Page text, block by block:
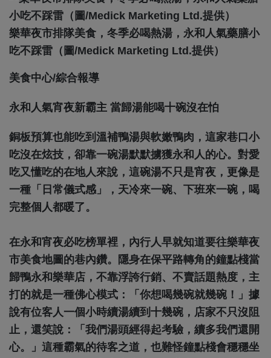
樂華夜市排隊美食，冬季必喝熱湯，永和人氣藥膳小
吃不踩雷（圖/Medick Marketing Ltd.提供）
美食中心/綜合報導
永和人氣宵夜新霸主 當歸湯能喝十碗沒在怕
銅板預算也能吃到溫補鴨湯與軟嫩鴨肉，這家巷口小
吃沒在炫技，卻靠一碗湯默默擄獲永和人的心。對愛
吃又懂吃的在地人來說，這碗湯不只是宵夜，更像是
一種「日常儀式感」，天冷來一碗、下班來一碗，喝
完整個人都暖了。
在永和宵夜必吃榜單裡，內行人早就知道要往樂華夜
市美食地圖的巷內鑽。隱身在保平路轉角的鐘點棧當
歸鴨永和樂華店，不靠浮誇行銷、不賣話題熱度，主
打的就是一種佛心模式：「你想喝幾碗就幾碗！」據
說有位客人一個小時續湯續到十幾碗，店家不只沒阻
止，還笑說：「我們湯頭經得起考驗，續多我們還開
心。」這種霸氣的待客之道，也難怪鐘點棧會穩穩坐